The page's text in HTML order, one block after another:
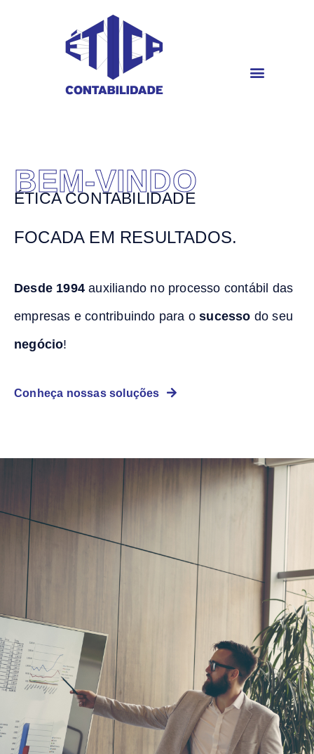
BEM-VINDO
ÉTICA CONTABILIDADE
FOCADA EM RESULTADOS.
Desde 1994 auxiliando no processo contábil das
empresas e contribuindo para osucesso do seu
negócio!
Conheça nossas soluções